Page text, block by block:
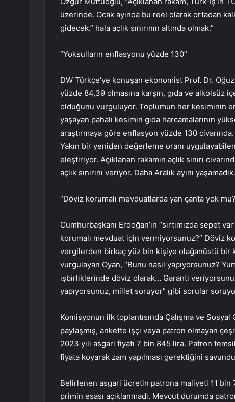
üzerinde. Ocak ayında bu reel olarak ortadan
gidecek.” hala açlık sınırının altında olmak.”
“Yoksulların enflasyonu yüzde 130”
DW Türkçe’ye konuşan ekonomist Prof. Dr.
yüzde 84,39 olmasına karşın, gıda ve alkolsüz
olduğunu vurguluyor. Toplumun her kesiminin
yaşayan pahalı kesimin gıda harcamalarının
araştırmaya göre enflasyon yüzde 130
Yakın bir yeniden değerleme oranı
eleştiriyor. Açıklanan rakamın açlık sınırı
açlık sınırını veriyor. Daha Aralık ayını
“Döviz korumalı mevduatlarda yan çanta yok
Cumhurbaşkanı Erdoğan’ın “sırtımızda sepet
korumalı mevduat için vermiyorsunuz?” Döviz
vergilerden birkaç yüz bin kişiye olağanüstü bir
vurgulayan Oyan, “Bunu nasıl yapıyorsunuz?
işbirliklerinde döviz olarak… Garanti
yapıyorsunuz, millet soruyor” gibi sorular
Komisyonun ilk toplantısında Çalışma ve
paylaşmış, ankette işçi veya patron olmayan
2023 yılı asgari fiyatı 7 bin 845 lira. Patron
fiyata koyarak zam yapılması gerektiğini
Belirlenen asgari ücretin patrona maliyeti 11
primin esası açıklanmadı. Mevcut durumda